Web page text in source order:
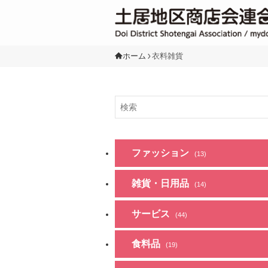
ホーム 衣料雑貨
ファッション (13)
雑貨・日用品 (14)
サービス (44)
食料品 (19)